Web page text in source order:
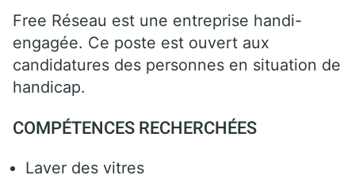
Free Réseau est une entreprise handi-
engagée. Ce poste est ouvert aux
candidatures des personnes en situation de
handicap.
COMPÉTENCES RECHERCHÉES
Laver des vitres